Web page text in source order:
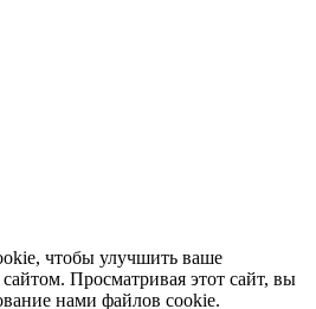
чтобы улучшить ваше
Просматривая этот сайт, вы
нами файлов cookie.